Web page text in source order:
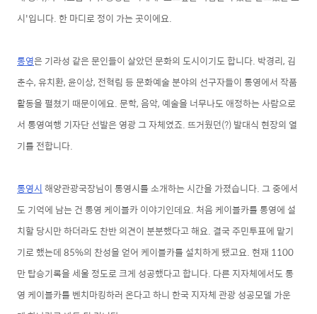
시'입니다. 한 마디로 정이 가는 곳이에요.
통영은 기라성 같은 문인들이 살았던 문화의 도시이기도 합니다. 박경리, 김
춘수, 유치환, 윤이상, 전혁림 등 문화예술 분야의 선구자들이 통영에서 작품
활동을 펼쳤기 때문이에요. 문학, 음악, 예술을 너무나도 애정하는 사람으로
서 통영여행 기자단 선발은 영광 그 자체였죠. 뜨거웠던(?) 발대식 현장의 열
기를 전합니다.
통영시해양관광국장님이 통영시를 소개하는 시간을 가졌습니다. 그 중에서
도 기억에 남는 건 통영 케이블카 이야기인데요. 처음 케이블카를 통영에 설
치할 당시만 하더라도 찬반 의견이 분분했다고 해요. 결국 주민투표에 맡기
기로 했는데85%의 찬성을 얻어 케이블카를 설치하게 됐고요.현재 1100
만 탑승기록을 세울 정도로 크게 성공했다고 합니다. 다른 지자체에서도 통
영 케이블카를 벤치마킹하러 온다고 하니 한국 지자체 관광 성공모델 가운